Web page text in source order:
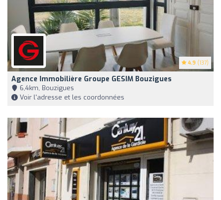
4.9 (137)
Agence Immobilière Groupe GESIM Bouzigues
6,4km, Bouzigues
Voir l'adresse et les coordonnées